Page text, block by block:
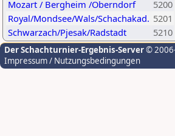
Mozart / Bergheim /Oberndorf
5200
Royal/Mondsee/Wals/Schachakad. 5201
Schwarzach/Pjesak/Radstadt
5210
Der Schachturnier-Ergebnis-Server©
Impressum / Nutzungsbedingungen